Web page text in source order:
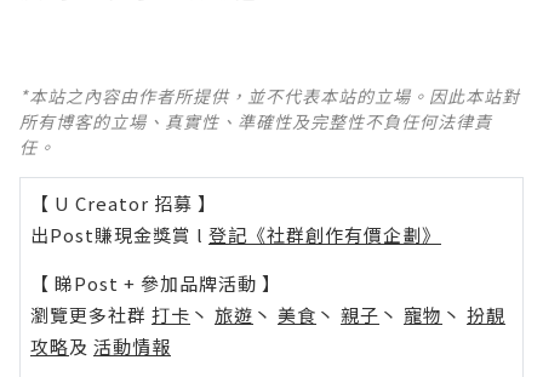
*本站之內容由作者所提供，並不代表本站的立場。因此本站對
所有博客的立場、真實性、準確性及完整性不負任何法律責
任。
【 U Creator 招募 】
出Post賺現金獎賞 l 登記《社群創作有價企劃》
【 睇Post + 參加品牌活動 】
瀏覽更多社群 打卡 丶 旅遊 丶 美食 丶 親子 丶 寵物 丶 扮靚
攻略及 活動情報